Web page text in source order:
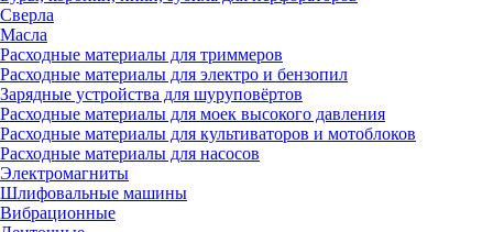
Сверла
Масла
Расходные материалы для триммеров
Расходные материалы для электро и бензопил
Зарядные устройства для шуруповёртов
Расходные материалы для моек высокого давления
Расходные материалы для культиваторов и мотоблоков
Расходные материалы для насосов
Электромагниты
Шлифовальные машины
Вибрационные